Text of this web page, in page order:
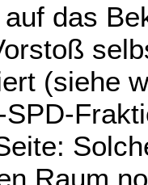
das
(siehe
Raum